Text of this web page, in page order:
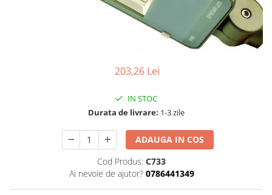
203,26 Lei
IN STOC
Durata de livrare: 1-3 zile
ADAUGA IN COS
Cod Produs: C733
Ai nevoie de ajutor? 0786441349